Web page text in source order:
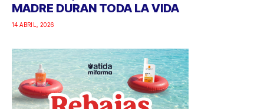
MADRE DURAN TODA LA VIDA
14 ABRIL, 2026